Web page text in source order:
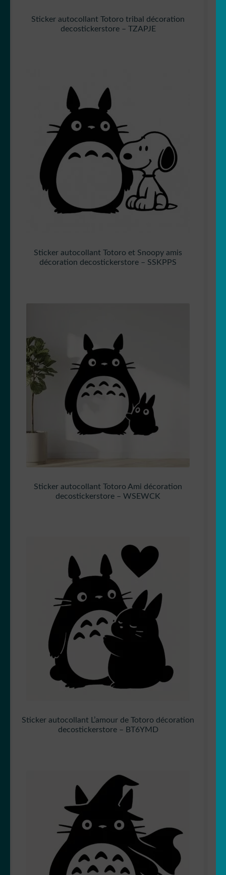
Sticker autocollant Totoro tribal décoration
decostickerstore – TZAPJE
Sticker autocollant Totoro et Snoopy amis
décoration decostickerstore – SSKPPS
Sticker autocollant Totoro Ami décoration
decostickerstore – WSEWCK
Sticker autocollant L’amour de Totoro décoration
decostickerstore – BT6YMD